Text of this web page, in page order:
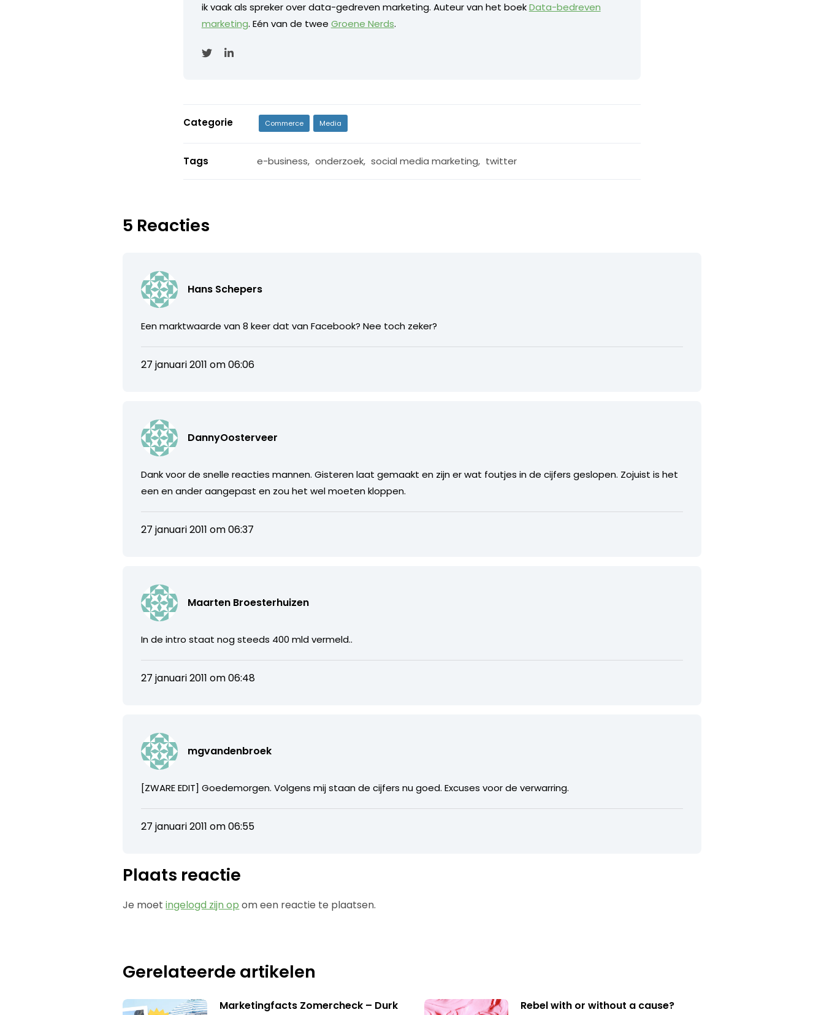
ik vaak als spreker over data-gedreven marketing. Auteur van het boekData-bedreven
marketing. Eén van de twee Groene Nerds.
Categorie Commerce Media
Tags e-business, onderzoek, social media marketing, twitter
5 Reacties
Hans Schepers
Een marktwaarde van 8 keer dat van Facebook? Nee toch zeker?
27 januari 2011 om 06:06
DannyOosterveer
Dank voor de snelle reacties mannen. Gisteren laat gemaakt en zijn er wat foutjes in de cijfers geslopen. Zojuist is het
een en ander aangepast en zou het wel moeten kloppen.
27 januari 2011 om 06:37
Maarten Broesterhuizen
In de intro staat nog steeds 400 mld vermeld..
27 januari 2011 om 06:48
mgvandenbroek
[ZWARE EDIT] Goedemorgen. Volgens mij staan de cijfers nu goed. Excuses voor de verwarring.
27 januari 2011 om 06:55
Plaats reactie
Je moetingelogd zijn op om een reactie te plaatsen.
Gerelateerde artikelen
Marketingfacts Zomercheck – Durk
Rebel with or without a cause?